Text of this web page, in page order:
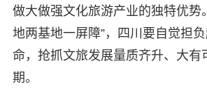
做大做强文化旅游产业的独特优势
地两基地一屏障”，四川要自觉担
命，抢抓文旅发展量质齐升、大有
期。